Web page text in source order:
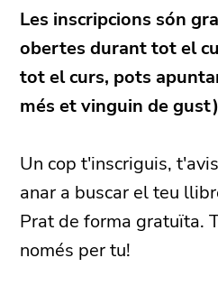
Les inscripcions són
obertes durant tot el
tot el curs, pots
més et vinguin de
Un cop t'inscriguis,
anar a buscar el teu
Prat de forma gratuïta.
només per tu!